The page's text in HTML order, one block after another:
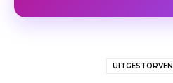
UITGESTORVEN